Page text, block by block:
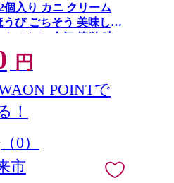
個入り カニ クリーム
うび ごちそう 美味しい
もてなし 人気 簡単 時
ーマンス 小分け べに
イガニ 生乳 とろとろ
県 安来市】【11-SF-
円
POINTで
！
（0）
市